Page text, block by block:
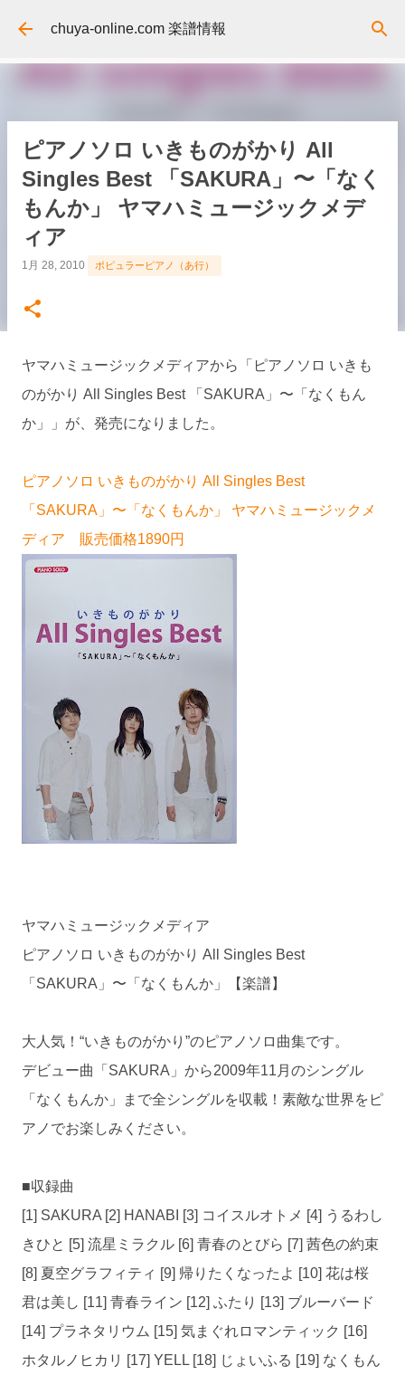
スキップしてメイン コンテンツに移動
chuya-online.com 楽譜情報
ピアノソロ いきものがかり All
Singles Best 「SAKURA」〜「なく
もんか」 ヤマハミュージックメデ
ィア
1月 28, 2010 ポピュラーピアノ（あ行）
ヤマハミュージックメディアから「ピアノソロ いきも
のがかり All Singles Best 「SAKURA」〜「なくもん
か」」が、発売になりました。
ピアノソロ いきものがかり All Singles Best
「SAKURA」〜「なくもんか」 ヤマハミュージックメ
ディア 販売価格1890円
ヤマハミュージックメディア
ピアノソロ いきものがかり All Singles Best
「SAKURA」〜「なくもんか」【楽譜】
大人気！“いきものがかり”のピアノソロ曲集です。
デビュー曲「SAKURA」から2009年11月のシングル
「なくもんか」まで全シングルを収載！素敵な世界をピ
アノでお楽しみください。
■収録曲
[1] SAKURA [2] HANABI [3] コイスルオトメ [4] うるわし
きひと [5] 流星ミラクル [6] 青春のとびら [7] 茜色の約束
[8] 夏空グラフィティ [9] 帰りたくなったよ [10] 花は桜
君は美し [11] 青春ライン [12] ふたり [13] ブルーバード
[14] プラネタリウム [15] 気まぐれロマンティック [16]
ホタルノヒカリ [17] YELL [18] じょいふる [19] なくもん